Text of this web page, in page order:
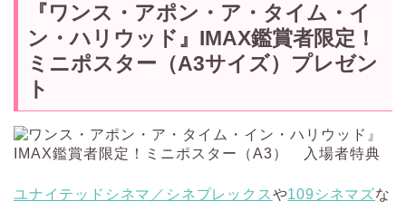
『ワンス・アポン・ア・タイム・イ
ン・ハリウッド』IMAX鑑賞者限定！
ミニポスター（A3サイズ）プレゼン
ト
ユナイテッドシネマ／シネプレックス や109シネマズな